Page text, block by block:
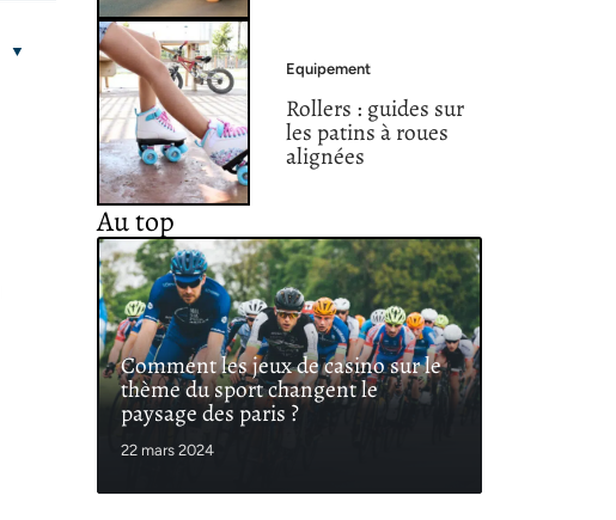
Equipement
Rollers : guides sur
les patins à roues
alignées
Au top
Comment les jeux de casino sur le
thème du sport changent le
paysage des paris ?
22 mars 2024